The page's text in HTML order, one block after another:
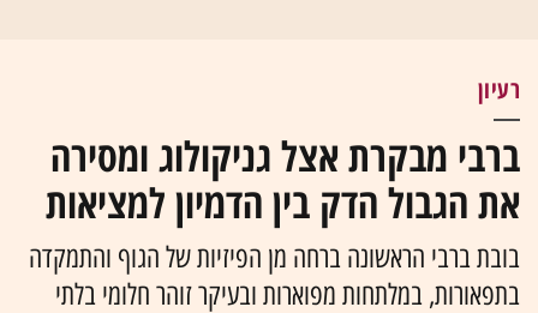
רעיון
ברבי מבקרת אצל גניקולוג ומסירה
את הגבול הדק בין הדמיון למציאות
בובת ברבי הראשונה ברחה מן הפיזיות של הגוף והתמקדה
בתפאורות, במלתחות מפוארות ובעיקר זוהר חלומי בלתי